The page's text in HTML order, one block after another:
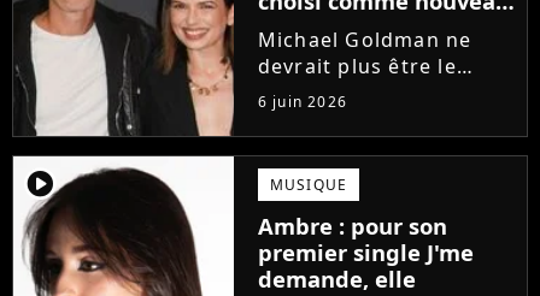
directeur ?
Michael Goldman ne
devrait plus être le
directeur de la Star
Academy lors de la
saison 2026. Et pour lui
succéder, c'est un
ancien gagnant de
l'émission de TF1 qui
sera aujourd'hui...
6 juin 2026
player2 MUSIQUE
Ambre : pour son
premier single J'me
demande, elle